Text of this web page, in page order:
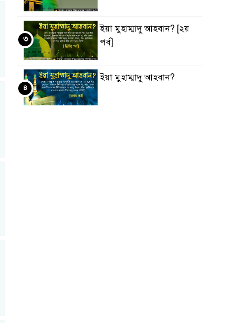
ইয়া মুহাম্মাদু আহবান? [২য়
পর্ব]
৩
ইয়া মুহাম্মাদু আহবান?
৪